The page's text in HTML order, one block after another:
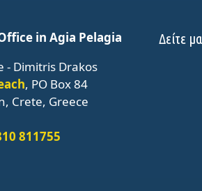
in Agia Pelagia
- Dimitris Drakos
, PO Box 84
Crete, Greece
811755
Δείτε